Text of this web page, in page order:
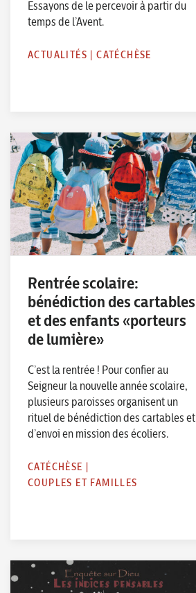
Essayons de le percevoir à partir du
temps de l’Avent.
ACTUALITÉS |CATÉCHÈSE
Rentrée scolaire:
bénédiction des cartables
et des enfants «porteurs
de lumière»
C’est la rentrée ! Pour confier au
Seigneur la nouvelle année scolaire,
plusieurs paroisses organisent un
rituel de bénédiction des cartables et
d’envoi en mission des écoliers.
CATÉCHÈSE |
COUPLES ET FAMILLES